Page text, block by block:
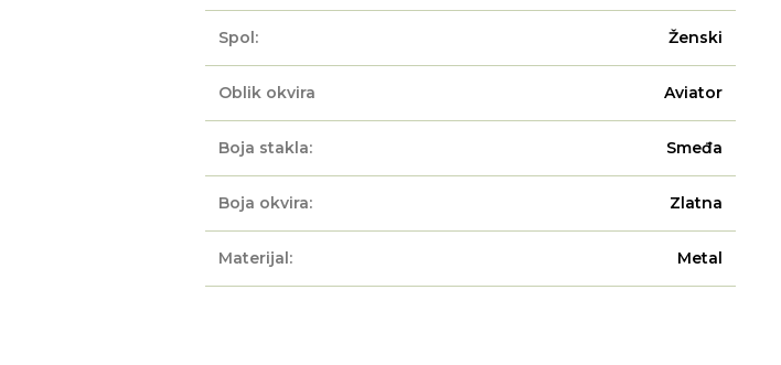
Spol: Ženski
Oblik okvira Aviator
Boja stakla: Smeđa
Boja okvira: Zlatna
Materijal: Metal